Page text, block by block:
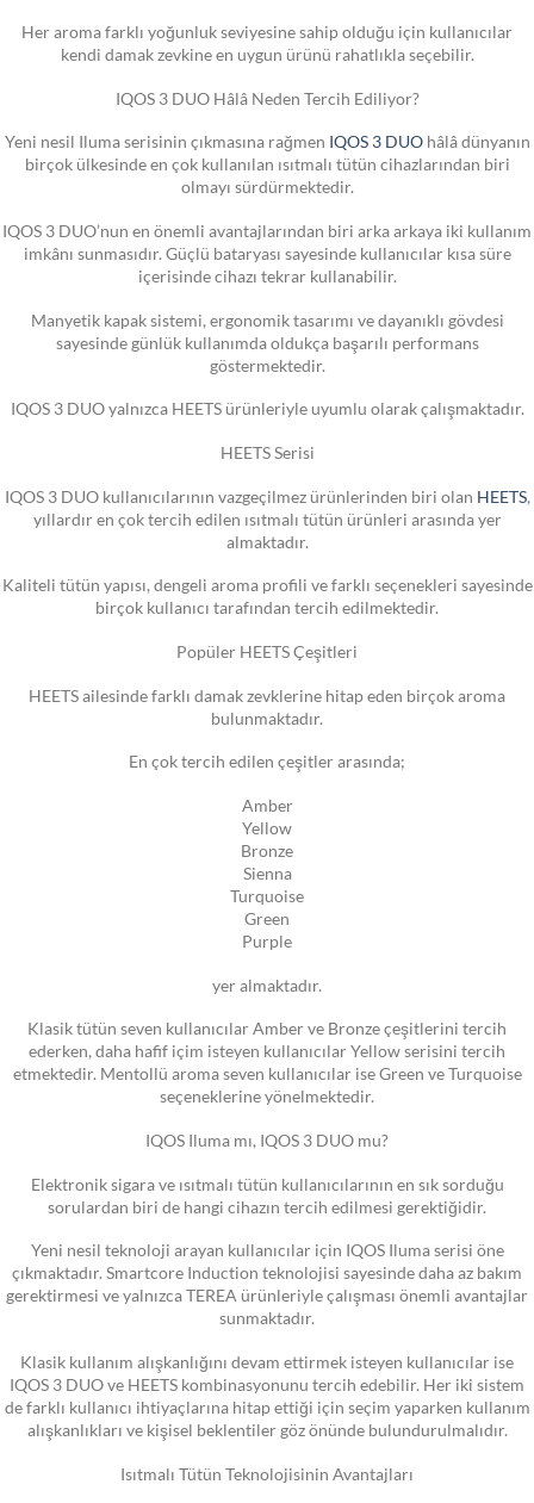
Her aroma farklı yoğunluk seviyesine sahip olduğu için kullanıcılar
kendi damak zevkine en uygun ürünü rahatlıkla seçebilir.
IQOS 3 DUO Hâlâ Neden Tercih Ediliyor?
Yeni nesil Iluma serisinin çıkmasına rağmen IQOS 3 DUOhâlâ dünyanın
birçok ülkesinde en çok kullanılan ısıtmalı tütün cihazlarından biri
olmayı sürdürmektedir.
IQOS 3 DUO’nun en önemli avantajlarından biri arka arkaya iki kullanım
imkânı sunmasıdır. Güçlü bataryası sayesinde kullanıcılar kısa süre
içerisinde cihazı tekrar kullanabilir.
Manyetik kapak sistemi, ergonomik tasarımı ve dayanıklı gövdesi
sayesinde günlük kullanımda oldukça başarılı performans
göstermektedir.
IQOS 3 DUO yalnızca HEETS ürünleriyle uyumlu olarak çalışmaktadır.
HEETS Serisi
IQOS 3 DUO kullanıcılarının vazgeçilmez ürünlerinden biri olan HEETS,
yıllardır en çok tercih edilen ısıtmalı tütün ürünleri arasında yer
almaktadır.
Kaliteli tütün yapısı, dengeli aroma profili ve farklı seçenekleri sayesinde
birçok kullanıcı tarafından tercih edilmektedir.
Popüler HEETS Çeşitleri
HEETS ailesinde farklı damak zevklerine hitap eden birçok aroma
bulunmaktadır.
En çok tercih edilen çeşitler arasında;
Amber
Yellow
Bronze
Sienna
Turquoise
Green
Purple
yer almaktadır.
Klasik tütün seven kullanıcılar Amber ve Bronze çeşitlerini tercih
ederken, daha hafif içim isteyen kullanıcılar Yellow serisini tercih
etmektedir. Mentollü aroma seven kullanıcılar ise Green ve Turquoise
seçeneklerine yönelmektedir.
IQOS Iluma mı, IQOS 3 DUO mu?
Elektronik sigara ve ısıtmalı tütün kullanıcılarının en sık sorduğu
sorulardan biri de hangi cihazın tercih edilmesi gerektiğidir.
Yeni nesil teknoloji arayan kullanıcılar için IQOS Iluma serisi öne
çıkmaktadır. Smartcore Induction teknolojisi sayesinde daha az bakım
gerektirmesi ve yalnızca TEREA ürünleriyle çalışması önemli avantajlar
sunmaktadır.
Klasik kullanım alışkanlığını devam ettirmek isteyen kullanıcılar ise
IQOS 3 DUO ve HEETS kombinasyonunu tercih edebilir. Her iki sistem
de farklı kullanıcı ihtiyaçlarına hitap ettiği için seçim yaparken kullanım
alışkanlıkları ve kişisel beklentiler göz önünde bulundurulmalıdır.
Isıtmalı Tütün Teknolojisinin Avantajları